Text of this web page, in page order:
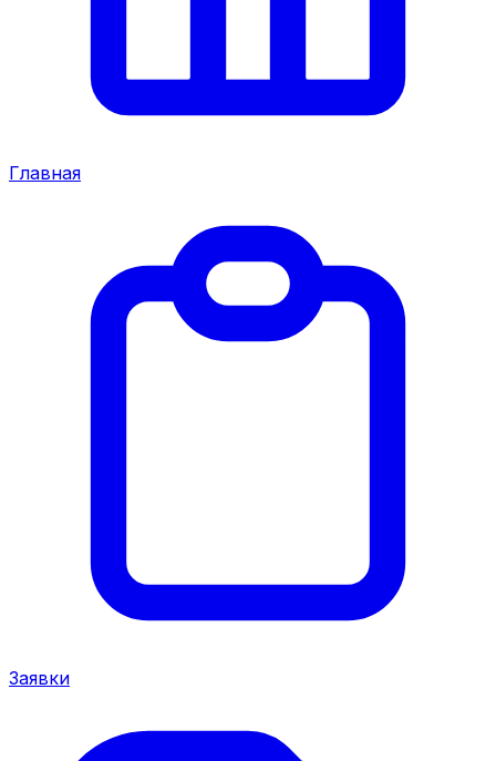
Главная
Заявки